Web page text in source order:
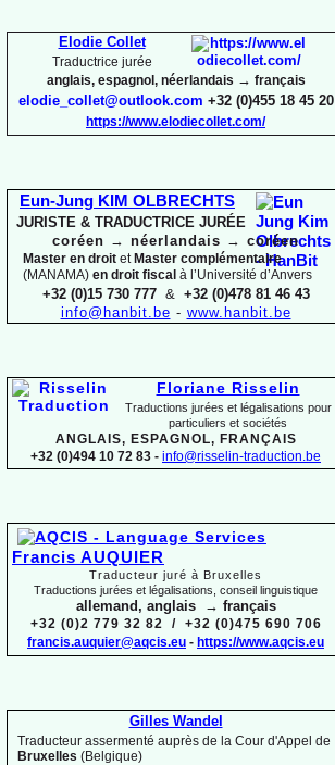
Elodie Collet
Traductrice jurée
anglais, espagnol, néerlandais → français
elodie_collet@outlook.com +32 (0)455 18 45 20
https://www.elodiecollet.com/
Eun-Jung KIM OLBRECHTS
JURISTE & TRADUCTRICE JURÉE
coréen → néerlandais → coréen
Master en droit etMaster complémentaire
(MANAMA) en droit fiscal à l’Université d’Anvers
+32 (0)15 730 777& +32 (0)478 81 46 43
info@hanbit.be - www.hanbit.be
Floriane Risselin
Traductions jurées et légalisations pour
particuliers et sociétés
ANGLAIS, ESPAGNOL, FRANÇAIS
+32 (0)494 10 72 83 - info@risselin-traduction.be
Francis AUQUIER
Traducteur juré à Bruxelles
Traductions jurées et légalisations, conseil linguistique
allemand, anglais → français
+32 (0)2 779 32 82 / +32 (0)475 690 706
francis.auquier@aqcis.eu - https://www.aqcis.eu
Gilles Wandel
Traducteur assermenté auprès de la Cour d'Appel de
Bruxelles (Belgique)